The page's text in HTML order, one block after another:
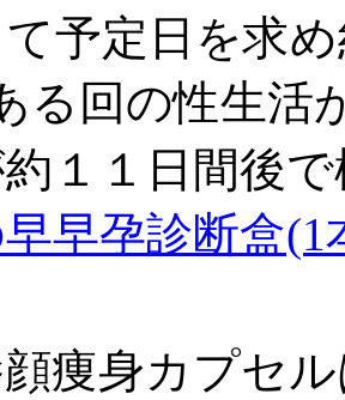
予定日を求
る回の性生活
１１日間後
早孕診断盒(1
痩身カプセ